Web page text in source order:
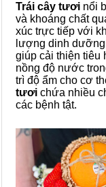
Trái cây tươi nổi
và khoáng chất
xúc trực tiếp với
lượng dinh
giúp cải thiện tiêu
nồng độ nước
trì độ ẩm cho cơ
tươi chứa nhiều
các bệnh tật.